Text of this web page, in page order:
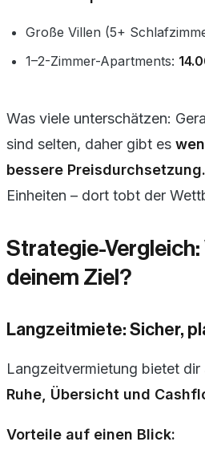
Große Villen (5+
1–2-Zimmer-Apartments:
Was viele unterschätzen:
sind selten, daher gibt es
bessere Preisdurchsetzung.
Einheiten – dort tobt der
Strategie-Vergleich:
deinem Ziel?
Langzeitmiete: Sicher,
Langzeitvermietung bietet
Ruhe, Übersicht und
Vorteile auf einen Blick: